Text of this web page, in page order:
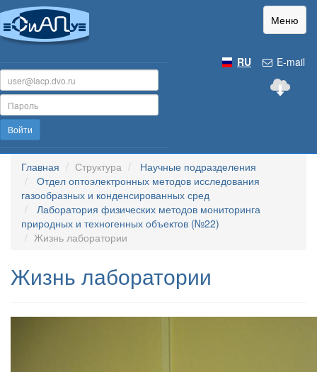
Меню
E-mail
RU
Войти
Главная Структура
Научные подразделения
Отдел оптоэлектронных методов исследования
газообразных и конденсированных сред
Лаборатория физических методов мониторинга
природных и техногенных объектов (№22)
Жизнь лаборатории
Жизнь лаборатории